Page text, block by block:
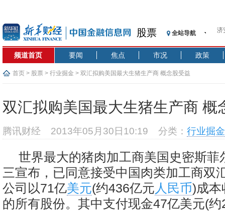
股票 全站导航
【
记
央
沥
恒
频道首页 要闻 焦点 市况 政策
首页 > 股票 > 行业掘金 > 双汇拟购美国最大生猪生产商 概念股受益
双汇拟购美国最大生猪生产商 概
腾讯财经 2013年05月30日10:19 分类： 行业掘金
世界最大的猪肉加工商美国史密斯菲
三宣布，已同意接受中国肉类加工商双
公司以71亿美元(约436亿元 人民币)成本
的所有股份。其中支付现金47亿美元(